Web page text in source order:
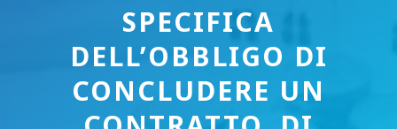
SPECIFICA
DELL’OBBLIGO DI
CONCLUDERE UN